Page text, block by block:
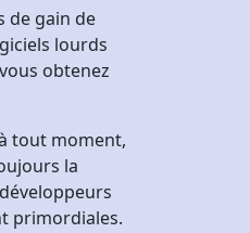
de gain de
lourds
obtenez
tout moment,
la
primordiales.